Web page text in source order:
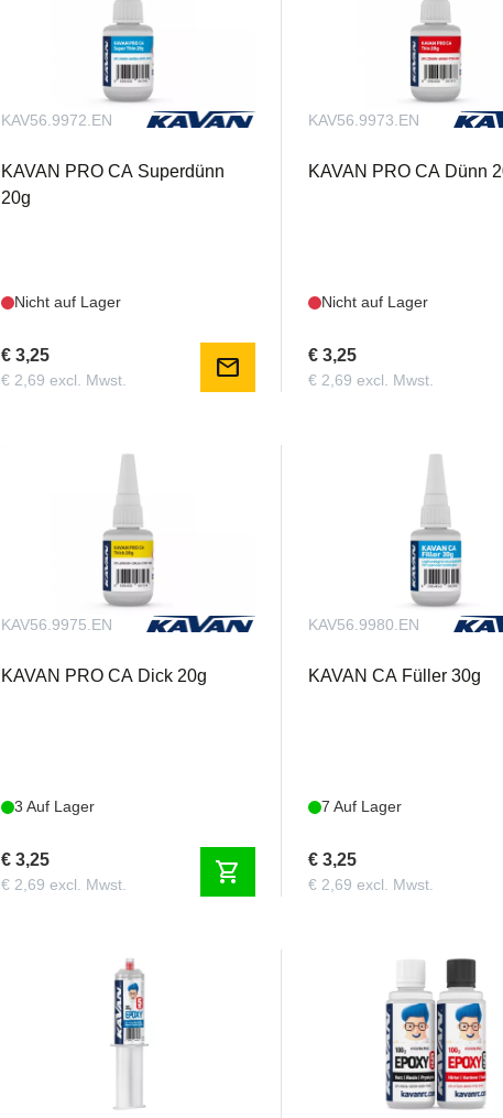
KAV56.9972.EN
KAVAN PRO CA Superdünn
20g
Nicht auf Lager
€ 3,25
€ 2,69 excl. Mwst. mail
KAV56.9973.EN
KAVAN PRO CA Dünn
Nicht auf Lager
€ 3,25
€ 2,69 excl. Mwst.
KAV56.9975.EN
KAVAN PRO CA Dick 20g
3 Auf Lager
€ 3,25
€ 2,69 excl. Mwst. shopping_cart
KAV56.9980.EN
KAVAN CA Füller 30g
7 Auf Lager
€ 3,25
€ 2,69 excl. Mwst.